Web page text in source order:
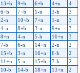
13+b 9+b 6+b 4+n
4
6+b 7+b 1-n 3-b
3
2-n 10+b 7+n 1-n
3
4-n 8+b 3-n 9+n
3
8+n 4-n 5-b 10+n
3
7-b 6-n 14+n 2-n
2
15+b 3-n 16+n 6-b
2
11+n 5-n 15+b 7-b
2
10-b 14-b 18+n 13+n
2